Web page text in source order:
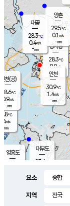
의도
℃
m/s
mm
영흥도
대부도
27.6
경서동
28.3℃
0.0m/s
-mm
대곶
28.3℃
0.4m/s
-mm
양촌
29.5℃
0.1 m/s
-mm
인천(공)
28.6℃
0.9m/s
-mm
인천
30.9℃
1.4m/s
-mm
요소
지역